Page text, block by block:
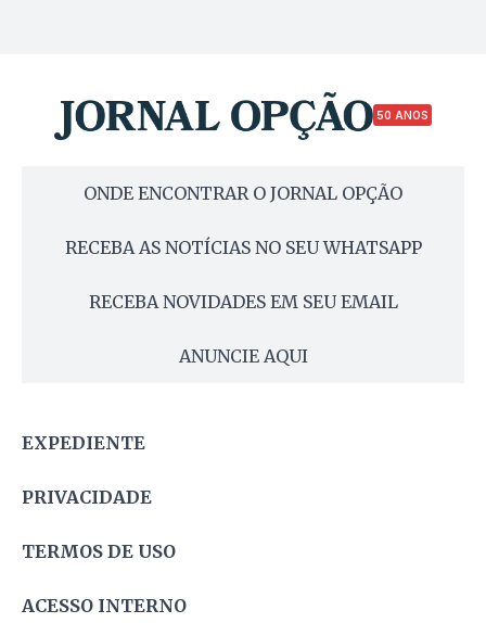
50 ANOS
ONDE ENCONTRAR O JORNAL OPÇÃO
RECEBA AS NOTÍCIAS NO SEU WHATSAPP
RECEBA NOVIDADES EM SEU EMAIL
ANUNCIE AQUI
EXPEDIENTE
PRIVACIDADE
TERMOS DE USO
ACESSO INTERNO